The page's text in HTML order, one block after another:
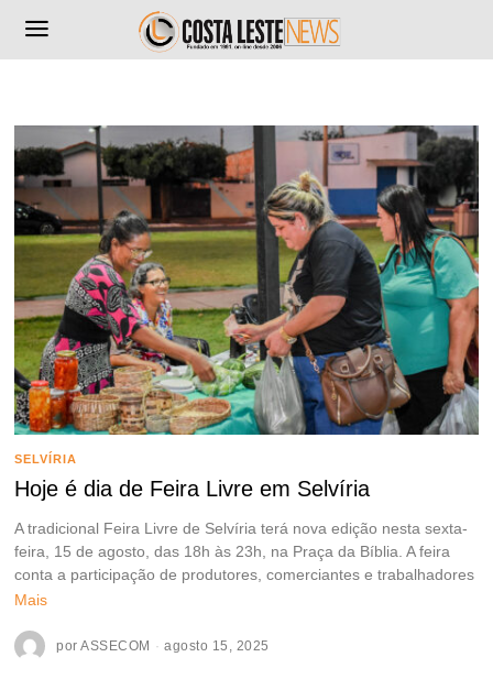
SELVÍRIA
Hoje é dia de Feira Livre em Selvíria
A tradicional Feira Livre de Selvíria terá nova edição nesta sexta-
feira, 15 de agosto, das 18h às 23h, na Praça da Bíblia. A feira
conta a participação de produtores, comerciantes e trabalhadores
Mais
porASSECOM agosto 15, 2025